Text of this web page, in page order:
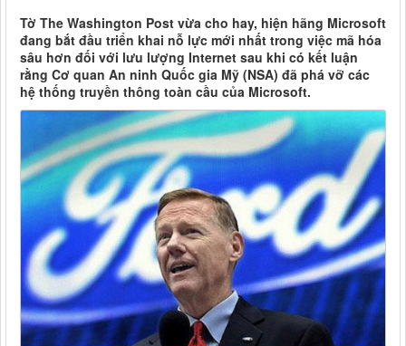
Tờ The Washington Post vừa cho hay, hiện hãng Microsoft
đang bắt đầu triển khai nỗ lực mới nhất trong việc mã hóa
sâu hơn đối với lưu lượng Internet sau khi có kết luận
rằng Cơ quan An ninh Quốc gia Mỹ (NSA) đã phá vỡ các
hệ thống truyền thông toàn cầu của Microsoft.